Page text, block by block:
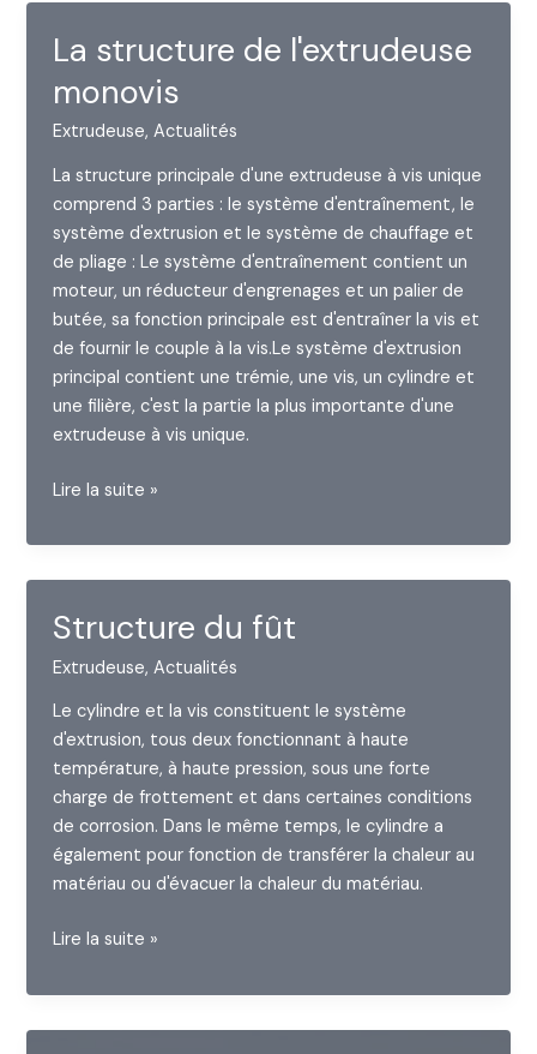
Granulation
La structure de l'extrudeuse
monovis
Extrudeuse,Actualités
La structure principale d'une extrudeuse à vis unique
comprend 3 parties : le système d'entraînement, le
système d'extrusion et le système de chauffage et
de pliage : Le système d'entraînement contient un
moteur, un réducteur d'engrenages et un palier de
butée, sa fonction principale est d'entraîner la vis et
de fournir le couple à la vis.Le système d'extrusion
principal contient une trémie, une vis, un cylindre et
une filière, c'est la partie la plus importante d'une
extrudeuse à vis unique.
La
de
l'extrudeuse
Lire la suite »
Structure du fût
Extrudeuse,Actualités
Le cylindre et la vis constituent le système
d'extrusion, tous deux fonctionnant à haute
température, à haute pression, sous une forte
charge de frottement et dans certaines conditions
de corrosion. Dans le même temps, le cylindre a
également pour fonction de transférer la chaleur au
matériau ou d'évacuer la chaleur du matériau.
Structure
fût
Lire la suite »